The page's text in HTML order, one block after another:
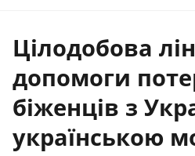
Цілодобова
допомоги
біженців з
українською